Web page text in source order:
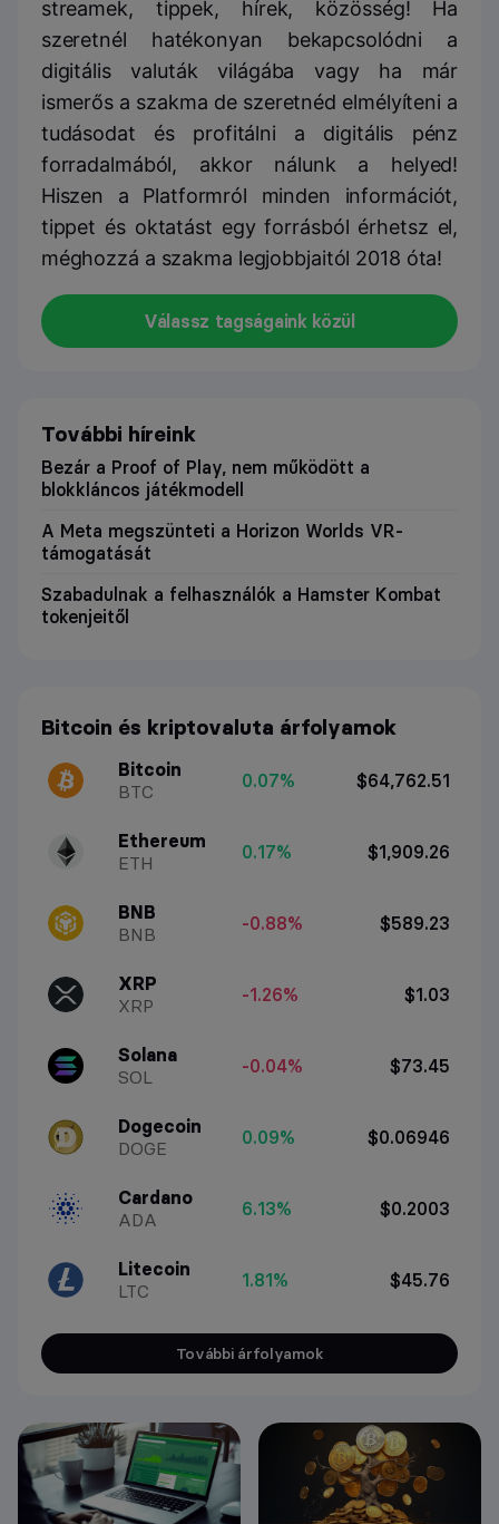
streamek, tippek, hírek, közösség! Ha
szeretnél hatékonyan bekapcsolódni a
digitális valuták világába vagy ha már
ismerős a szakma de szeretnéd elmélyíteni a
tudásodat és profitálni a digitális pénz
forradalmából, akkor nálunk a helyed!
Hiszen a Platformról minden információt,
tippet és oktatást egy forrásból érhetsz el,
méghozzá a szakma legjobbjaitól 2018 óta!
Válassz tagságaink közül
További híreink
Bezár a Proof of Play, nem működött a
blokkláncos játékmodell
A Meta megszünteti a Horizon Worlds VR-
támogatását
Szabadulnak a felhasználók a Hamster Kombat
tokenjeitől
Bitcoin és kriptovaluta árfolyamok
Bitcoin
BTC
0.07% $64,762.51
Ethereum
ETH
0.17% $1,909.26
BNB
BNB
-0.88% $589.23
XRP
XRP
-1.26% $1.03
Solana
SOL
-0.04% $73.45
Dogecoin
DOGE
0.09% $0.06946
Cardano
ADA
6.13% $0.2003
Litecoin
LTC
1.81% $45.76
További árfolyamok